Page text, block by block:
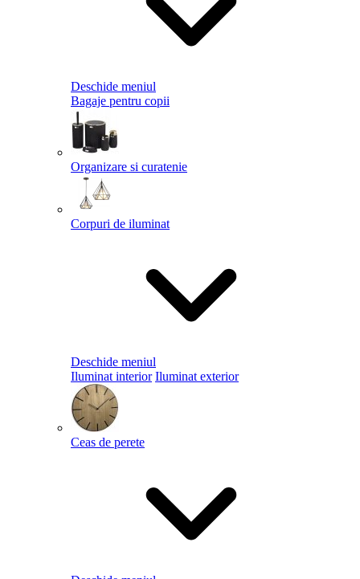
Deschide meniul
Bagaje pentru copii
Organizare si curatenie
Corpuri de iluminat
Deschide meniul
Iluminat interior Iluminat exterior
Ceas de perete